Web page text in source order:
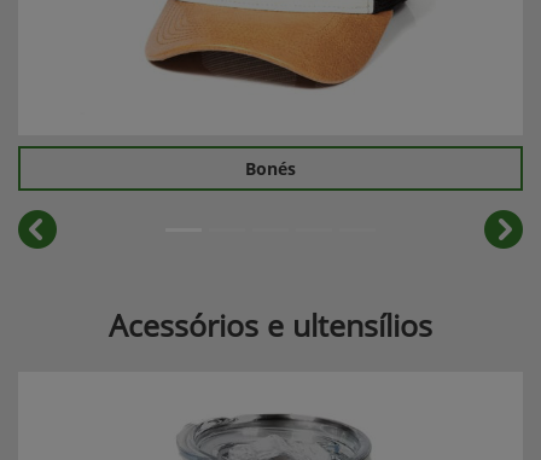
Bonés
templates.template-
Acessórios e ultensílios